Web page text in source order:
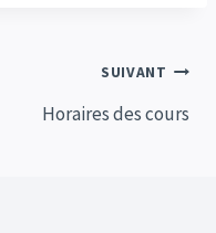
SUIVANT
Horaires des cours